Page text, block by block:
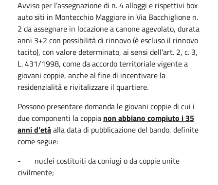
Avviso per l’assegnazione di n. 4 alloggi e rispettivi box
auto siti in Montecchio Maggiore in Via Bacchiglione n.
2 da assegnare in locazione a canone agevolato, durata
anni 3+2 con possibilità di rinnovo (è escluso il rinnovo
tacito), con valore determinato, ai sensi dell’art. 2, c. 3,
L. 431/1998, come da accordo territoriale vigente a
giovani coppie, anche al fine di incentivare la
residenzialità e rivitalizzare il quartiere.
Possono presentare domanda le giovani coppie di cui i
due componenti la coppia non abbiano compiuto i 35
anni d’etàalla data di pubblicazione del bando, definite
come segue:
- nuclei costituiti da coniugi o da coppie unite
civilmente;